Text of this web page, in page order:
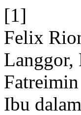
[1]
Felix
Langgor,
Ibu